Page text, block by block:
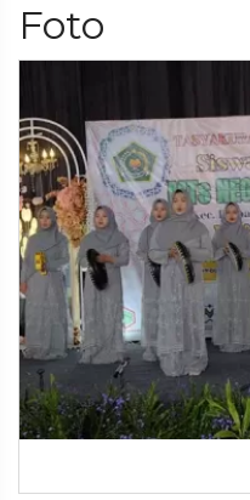
Foto